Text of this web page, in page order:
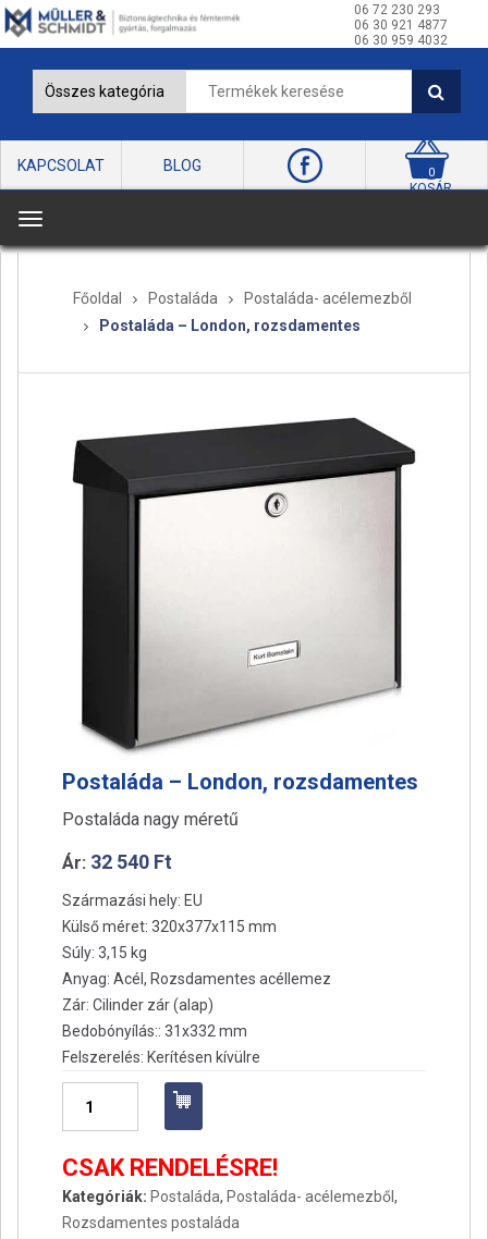
06 72 230 293
06 30 921 4877
06 30 959 4032
KAPCSOLAT BLOG 0
KOSÁR
T
o
Főoldal Postaláda
Postaláda- acélemezből
Postaláda – London, rozsdamentes
Postaláda – London, rozsdamentes
Postaláda nagy méretű
Ár: 32 540 Ft
Származási hely: EU
Külső méret: 320x377x115 mm
Súly: 3,15 kg
Anyag: Acél, Rozsdamentes acéllemez
Zár: Cilinder zár (alap)
Bedobónyílás:: 31x332 mm
Felszerelés: Kerítésen kívülre
rozsdamentes
mennyiség
CSAK RENDELÉSRE!
Kategóriák: Postaláda, Postaláda- acélemezből,
Rozsdamentes postaláda